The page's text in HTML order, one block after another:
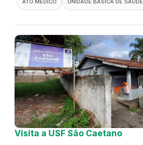
ATO MÉDICO
UNIDADE BÁSICA DE SAÚDE
Visita a USF São Caetano